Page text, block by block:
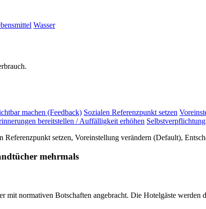
Wasser
machen (Feedback) Sozialen Referenzpunkt setzen
bereitstellen / Auffälligkeit erhöhen
setzen, Voreinstellung verändern (Default),
mehrmals
normativen Botschaften angebracht. Die Hotelgäste